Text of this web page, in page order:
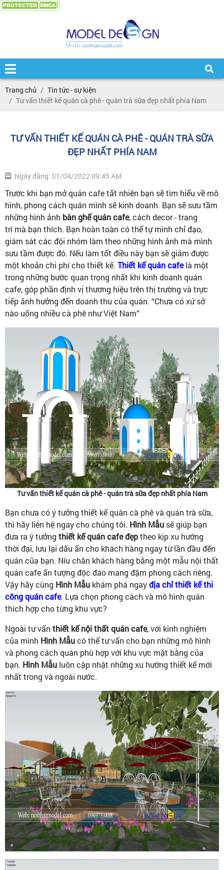
Trang chủ
Tin tức - sự kiện
Tư vấn thiết kế quán cà phê - quán trà sữa đẹp nhất phía Nam
TƯ VẤN THIẾT KẾ QUÁN CÀ PHÊ - QUÁN TRÀ SỮA
ĐẸP NHẤT PHÍA NAM
Ngày đăng: 01/04/2022 09:45 AM
Trước khi bạn mở quán cafe tất nhiên bạn sẽ tìm hiểu về mô
hình, phong cách quán mình sẽ kinh doanh. Bạn sẽ sưu tầm
những hình ảnh bàn ghế quán cafe, cách decor - trang
trí mà bạn thích. Bạn hoàn toàn có thể tự mình chỉ đạo,
giám sát các đội nhóm làm theo những hình ảnh mà mình
sưu tầm được đó. Nếu làm tốt điều này bạn sẽ giảm được
một khoản chi phí cho thiết kế. Thiết kế quán cafelà một
trong những bước quan trọng nhất khi kinh doanh quán
cafe, góp phần định vị thương hiệu trên thị trường và trực
tiếp ảnh hưởng đến doanh thu của quán. “Chưa có xứ sở
nào uống nhiều cà phê như Việt Nam”
Tư vấn thiết kế quán cà phê - quán trà sữa đẹp nhất phía Nam
Bạn chưa có ý tưởng thiết kế quán cà phê và quán trà sữa,
thì hãy liên hệ ngay cho chúng tôi. Hình Mẫu sẽ giúp bạn
đưa ra ý tưởng thiết kế quán cafe đẹptheo kịp xu hướng
thời đại, lưu lại dấu ấn cho khách hàng ngay từ lần đầu đến
quán của bạn. Níu chân khách hàng bằng một mẫu nội thất
quán cafe ấn tượng độc đáo mang đậm phong cách riêng.
Vậy hãy cùng Hình Mẫu khám phá ngayđịa chỉ thiết kế thi
công quán cafe. Lựa chọn phong cách và mô hình quán
thích hợp cho từng khu vực?
Ngoài tư vấn thiết kế nội thất quán cafe, với kinh nghiệm
của mình Hình Mẫucó thể tư vấn cho bạn những mô hình
và phong cách quán phù hợp với khu vực mặt bằng của
bạn. Hình Mẫu luôn cập nhật những xu hướng thiết kế mới
nhất trong và ngoài nước.